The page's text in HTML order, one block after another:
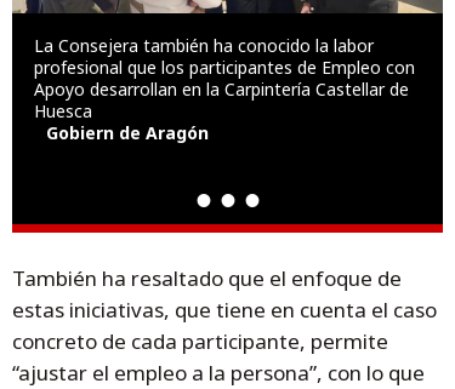
La Consejera también ha conocido la labor
profesional que los participantes de Empleo con
Apoyo desarrollan en la Carpintería Castellar de
Huesca
Gobiern de Aragón
También ha resaltado que el enfoque de
estas iniciativas, que tiene en cuenta el caso
concreto de cada participante, permite
“ajustar el empleo a la persona”, con lo que